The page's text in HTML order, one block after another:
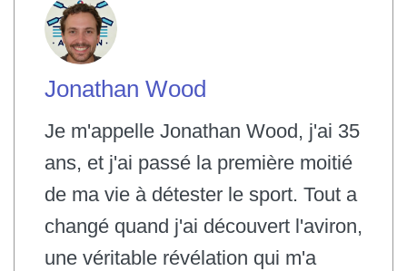
Jonathan Wood
Je m'appelle Jonathan Wood, j'ai 35
ans, et j'ai passé la première moitié
de ma vie à détester le sport. Tout a
changé quand j'ai découvert l'aviron,
une véritable révélation qui m'a